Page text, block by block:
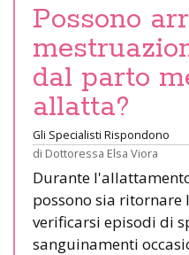
Possono
dal parto
allatta?
Gli Specialisti Rispondono
di Dottoressa Elsa Viora
Durante
possono sia ritornare
verificarsi episodi di
sanguinamenti